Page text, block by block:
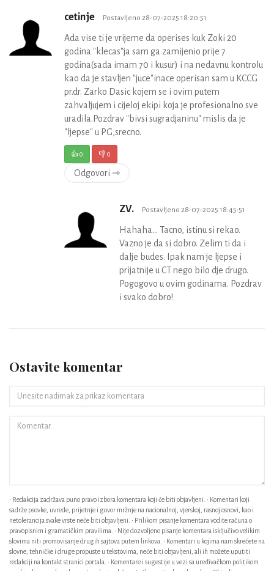
cetinje Postavljeno 28-07-2025 18:20:51
Ada vise ti je vrijeme da operises kuk Zoki 20
godina "klecas"ja sam ga zamijenio prije 7
godina(sada imam 70 i kusur) i na nedavnu kontrolu
kao da je stavljen "juce"inace operisan sam u KCCG
pr.dr. Zarko Dasic kojem se i ovim putem
zahvaljujem i cijeloj ekipi koja je profesionalno sve
uradila.Pozdrav "bivsi sugradjaninu" mislis da je
"ljepse" u PG,srecno.
👍0 👎0
Odgovori ⇾
ZV. Postavljeno 28-07-2025 18:45:51
Hahaha... Tacno, istinu si rekao.
Vazno je da si dobro. Zelim ti da i
dalje budes. Ipak nam je ljepse i
prijatnije u CT nego bilo dje drugo.
Pogogovo u ovim godinama. Pozdrav
i svako dobro!
Ostavite komentar
• Redakcija zadržava puno pravo izbora komentara koji će biti objavljeni. • Komentari koji
sadrže psovke, uvrede, prijetnje i govor mržnje na nacionalnoj, vjerskoj, rasnoj osnovi, kao i
netolerancija svake vrste neće biti objavljeni. • Prilikom pisanje komentara vodite računa o
pravopisnim i gramatičkim pravilima. • Nije dozvoljeno pisanje komentara isključivo velikim
slovima niti promovisanje drugih sajtova putem linkova. • Komentari u kojima nam skrećete na
slovne, tehničke i druge propuste u tekstovima, neće biti objavljeni, ali ih možete uputiti
redakciji na kontakt stranici portala. • Komentare i sugestije u vezi sa uređivačkom politikom